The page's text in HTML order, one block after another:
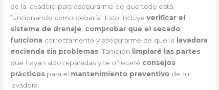
de la lavadora para asegurarme de que todo está
funcionando como debería. Esto incluyeverificar el
sistema de drenaje comprobar que el secado
funciona correctamente y asegurarme de que la
lavadora
encienda sin problemas . También
limpiaré las partes
que hayan sido reparadas y te ofreceré consejos
prácticos para el mantenimiento preventivo de tu
lavadora.